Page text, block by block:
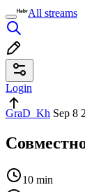
All streams
Login
GraD_Kh Sep 8
10 min